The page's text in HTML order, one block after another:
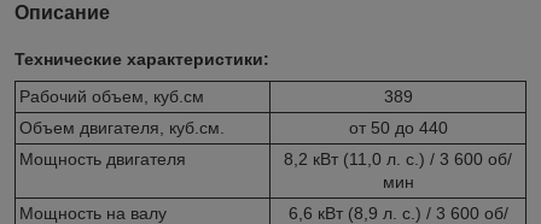
Описание
Технические характеристики:
Рабочий объем, куб.см
389
Объем двигателя, куб.см.
от 50 до 440
Мощность двигателя
8,2 кВт (11,0 л. с.) / 3 600 об/
мин
Мощность на валу
6,6 кВт (8,9 л. с.) / 3 600 об/